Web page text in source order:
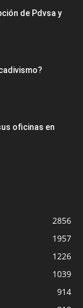
de Pdvsa y
oficinas en
2856
1957
1226
1039
914